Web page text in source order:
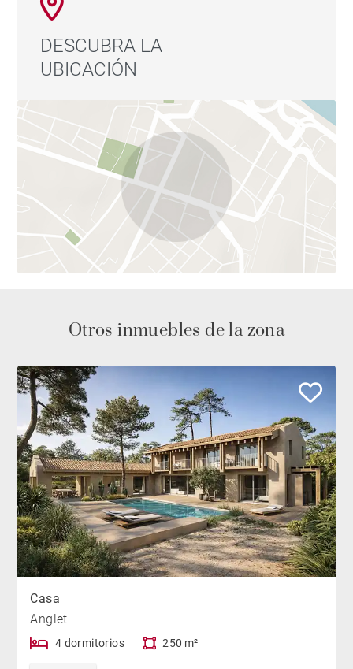
DESCUBRA LA
UBICACIÓN
Otros inmuebles de la zona
Casa
Anglet
4 dormitorios 250 m²